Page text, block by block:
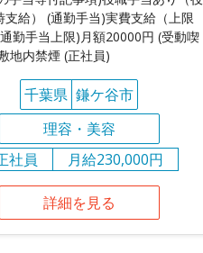
支給） (通勤手当)実費支給（上限
勤手当上限)月額20000円 (受動喫
地内禁煙 (正社員)
千葉県 鎌ケ谷市
理容・美容
社員
月給230,000円
詳細を見る